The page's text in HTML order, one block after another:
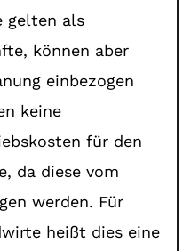
gelten als
können aber
einbezogen
keine
für den
da diese vom
werden. Für
heißt dies eine